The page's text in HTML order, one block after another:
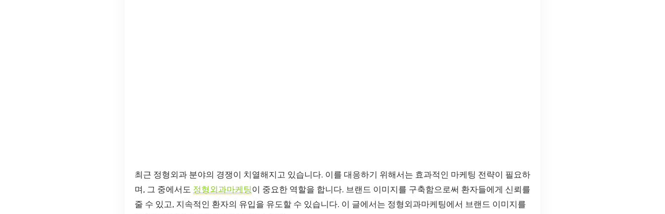
최근 정형외과 분야의 경쟁이 치열해지고 있습니다. 이를 대응하기 위해서는 효과적인 마케팅 전략이 필요하
며, 그 중에서도 정형외과마케팅이 중요한 역할을 합니다. 브랜드 이미지를 구축함으로써 환자들에게 신뢰를
줄 수 있고, 지속적인 환자의 유입을 유도할 수 있습니다. 이 글에서는 정형외과마케팅에서 브랜드 이미지를